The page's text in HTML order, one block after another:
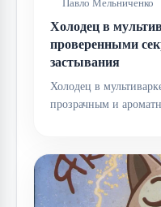
Павло Мельниченко
Холодец в
проверенными
застывания
Холодец в
прозрачным и